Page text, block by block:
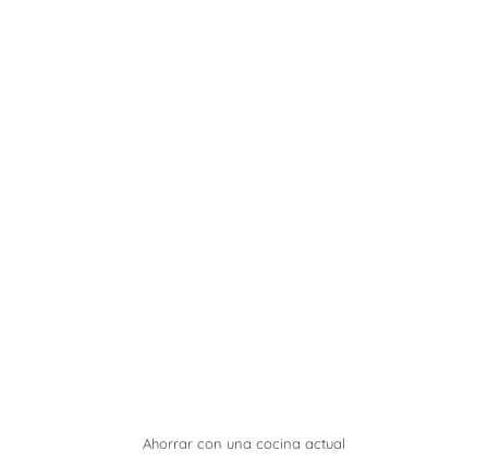
Ahorrar con una cocina actual